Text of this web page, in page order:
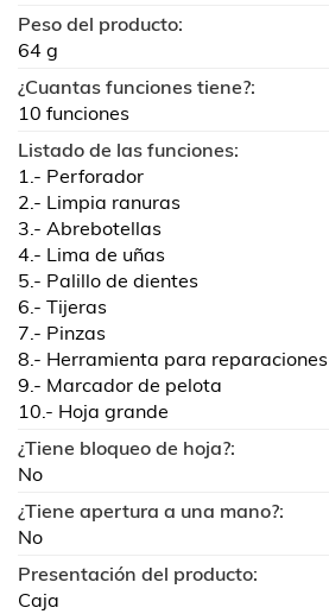
Peso del producto:
64 g
¿Cuantas funciones tiene?:
10 funciones
Listado de las funciones:
1.- Perforador
2.- Limpia ranuras
3.- Abrebotellas
4.- Lima de uñas
5.- Palillo de dientes
6.- Tijeras
7.- Pinzas
8.- Herramienta para reparaciones
9.- Marcador de pelota
10.- Hoja grande
¿Tiene bloqueo de hoja?:
No
¿Tiene apertura a una mano?:
No
Presentación del producto:
Caja